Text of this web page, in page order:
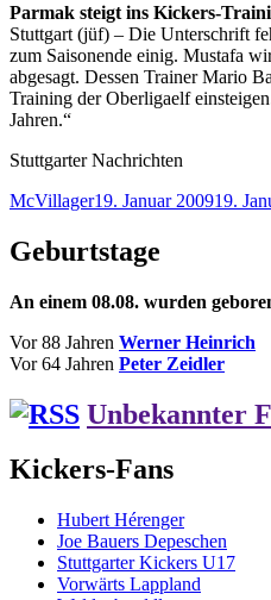
Parmak steigt ins Kickers-
Stuttgart (jüf) – Die Unterschrift
zum Saisonende einig. Mustafa
abgesagt. Dessen Trainer Mario
Training der Oberligaelf
Jahren.“
Stuttgarter Nachrichten
Autor
McVillagerVeröffentlicht
19. Januar 200919.
Geburtstage
An einem 08.08. wurden
Vor 88 Jahren Werner Heinrich
Vor 64 Jahren Peter Zeidler
Unbekannter
Kickers-Fans
Hubert Hérenger
Joe Bauers Depeschen
Stuttgarter Kickers U17
Vorwärts Lappland